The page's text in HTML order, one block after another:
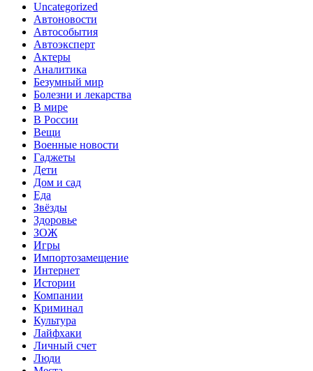
Uncategorized
Автоновости
Автособытия
Автоэксперт
Актеры
Аналитика
Безумный мир
Болезни и лекарства
В мире
В России
Вещи
Военные новости
Гаджеты
Дети
Дом и сад
Еда
Звёзды
Здоровье
ЗОЖ
Игры
Импортозамещение
Интернет
Истории
Компании
Криминал
Культура
Лайфхаки
Личный счет
Люди